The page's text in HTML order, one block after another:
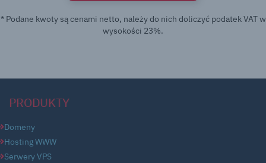
* Podane kwoty są cenami netto, należy do nich doliczyć podatek VAT w
wysokości 23%.
PRODUKTY
Domeny
Hosting WWW
Serwery VPS